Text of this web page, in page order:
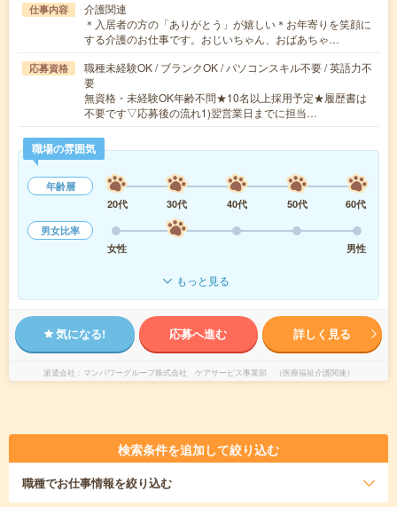
仕事内容
介護関連
＊入居者の方の「ありがとう」が嬉しい＊お年寄りを笑顔に
する介護のお仕事です。おじいちゃん、おばあちゃ…
応募資格
職種未経験OK / ブランクOK / パソコンスキル不要 / 英語力不
要
無資格・未経験OK年齢不問★10名以上採用予定★履歴書は
不要です▽応募後の流れ1)翌営業日までに担当…
職場の雰囲気
年齢層
20代
30代 40代 50代
60代
男女比率
女性
男性
もっと見る
気になる! 応募へ進む 詳しく見る
派遣会社 マンパワーグループ株式会社 ケアサービス事業部 （医療福祉介護関連）
検索条件を追加して絞り込む
職種でお仕事情報を絞り込む